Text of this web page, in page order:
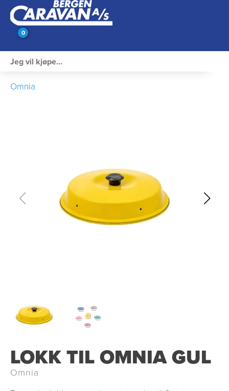
0
Rengjøring & Vedlikehold
Bil, vogn & henger
Omnia
LOKK TIL OMNIA GUL
Omnia